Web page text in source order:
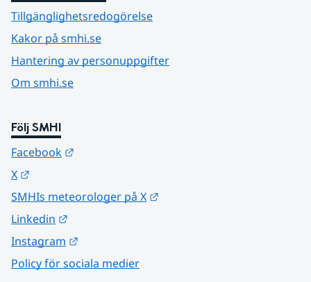
Tillgänglighetsredogörelse
Kakor på smhi.se
Hantering av personuppgifter
Om smhi.se
Följ SMHI
Facebook
X
SMHIs meteorologer på X
Linkedin
Instagram
Policy för sociala medier